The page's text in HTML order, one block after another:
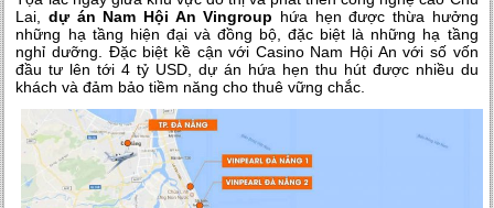
Lai,dự án Nam Hội An Vingroup hứa hẹn được thừa hưởng
những hạ tầng hiện đại và đồng bộ, đặc biệt là những hạ tầng
nghỉ dưỡng. Đặc biệt kề cận với Casino Nam Hội An với số vốn
đầu tư lên tới 4 tỷ USD, dự án hứa hẹn thu hút được nhiều du
khách và đảm bảo tiềm năng cho thuê vững chắc.